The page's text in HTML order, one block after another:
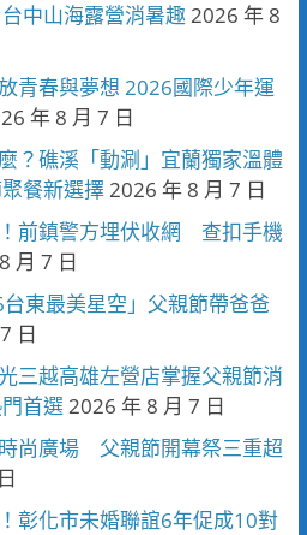
中山海露營消暑趣2026 年 8
青春與夢想 2026國際少年運
年 8 月 7 日
？礁溪「動涮」宜蘭獨家溫體
餐新選擇2026 年 8 月 7 日
前鎮警方埋伏收網 查扣手機
月 7 日
東最美星空」父親節帶爸爸
日
三越高雄左營店掌握父親節消
首選2026 年 8 月 7 日
尚廣場 父親節開幕祭三重超
彰化市未婚聯誼6年促成10對